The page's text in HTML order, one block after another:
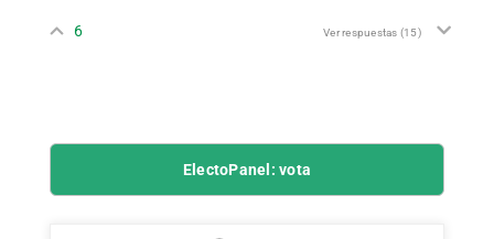
6 Ver respuestas (15)
ElectoPanel: vota